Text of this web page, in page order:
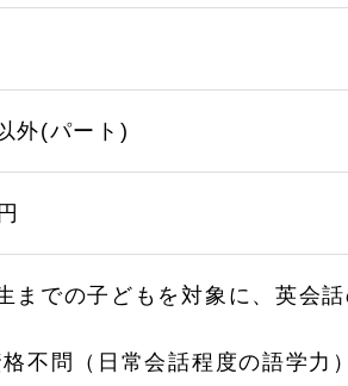
外(パート)
までの子どもを対象に、英会
不問（日常会話程度の語学力